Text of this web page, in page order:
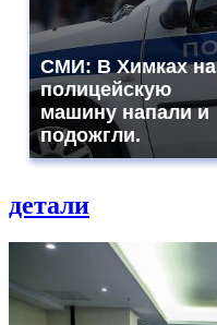
СМИ: В Химках на
полицейскую
машину напали и
подожгли.
детали